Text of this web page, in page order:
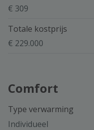
€ 309
Totale kostprijs
€ 229.000
Comfort
Type verwarming
Individueel